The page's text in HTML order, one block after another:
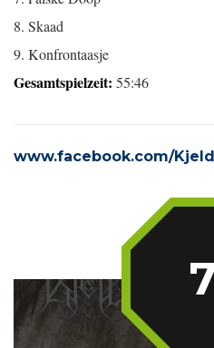
8. Skaad
9. Konfrontaasje
Gesamtspielzeit: 55:46
www.facebook.com/